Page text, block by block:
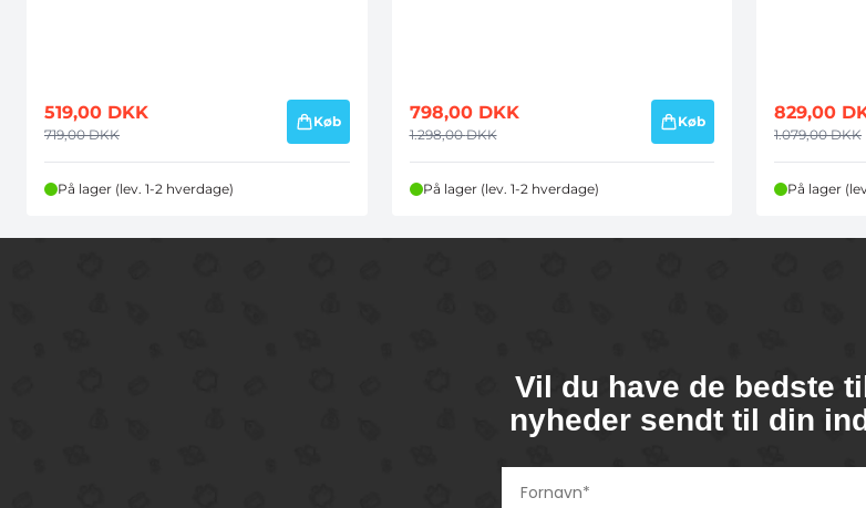
519,00 DKK
719,00DKK
Køb
På lager (lev. 1-2 hverdage)
798,00 DKK
1.298,00DKK
Køb
På lager (lev. 1-2 hverdage)
829,00
1.079,00DKK
På lager
Vil du have de bedste
nyheder sendt til din